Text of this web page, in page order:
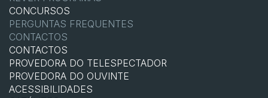
CONCURSOS
PERGUNTAS FREQUENTES
CONTACTOS
CONTACTOS
PROVEDORA DO TELESPECTADOR
PROVEDORA DO OUVINTE
ACESSIBILIDADES